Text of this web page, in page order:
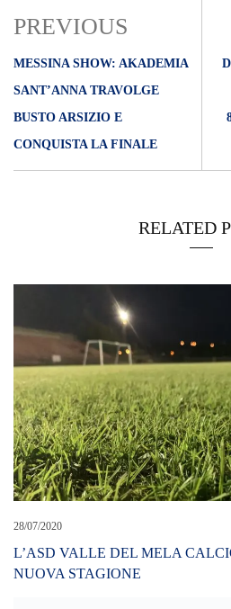
PREVIOUS
MESSINA SHOW: AKADEMIA
SANT’ANNA TRAVOLGE
BUSTO ARSIZIO E
CONQUISTA LA FINALE
RELATED
28/07/2020
L’ASD VALLE DEL MELA
NUOVA STAGIONE